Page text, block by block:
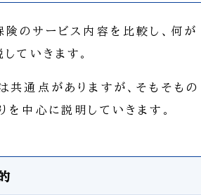
険のサービス内容を比較し、何が
ていきます。
共通点がありますが、そもそもの
を中心に説明していきます。